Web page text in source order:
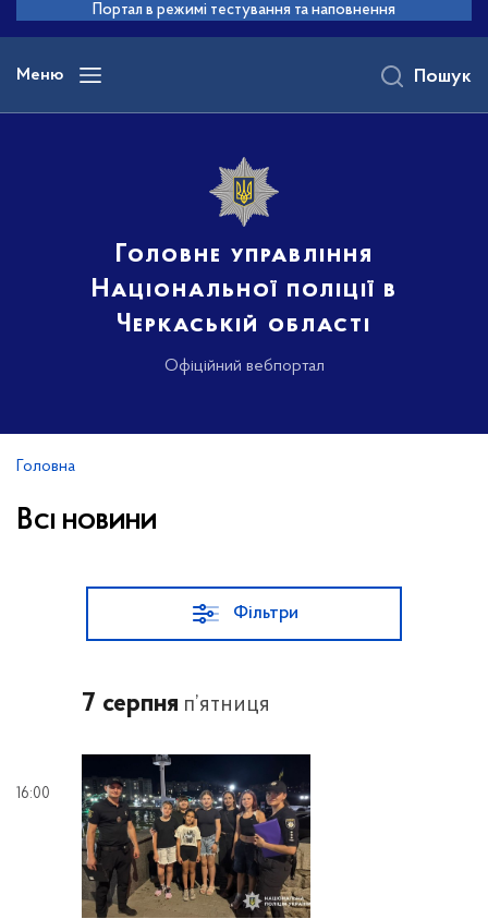
основного
вмісту
Портал в режимі тестування та наповнення
Меню
Головне управління
Національної поліції в
Черкаській області
Офіційний вебпортал
Пошук
Головна
Всі новини
Фільтри
7 серпня п’ятниця
16:00